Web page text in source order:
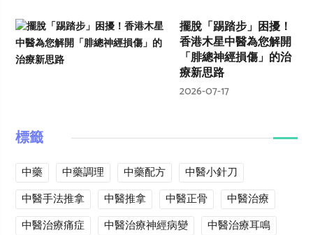
擺脫「踢踏步」困擾！
香港木星中醫為您解開
「腓總神經損傷」的治
療新思路
2026-07-17
標籤
中藥 中藥調理 中藥配方
中醫小針刀
中醫手法推拿
中醫推拿 中醫正骨
中醫治療
中醫治療痛症
中醫治療神經病變
中醫治療耳鳴